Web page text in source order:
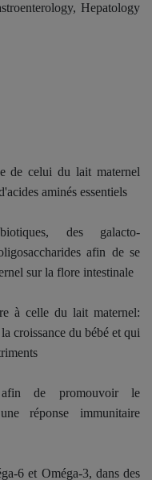
Hepatology
de celui du lait maternel
aminés essentiels
des galacto-
afin de se
sur la flore intestinale
à celle du lait maternel:
croissance du bébé et qui
de promouvoir le
réponse immunitaire
6 et Oméga-3, dans des